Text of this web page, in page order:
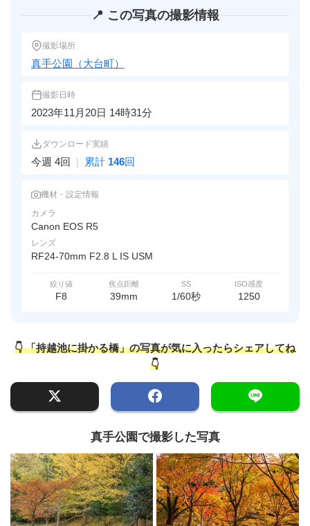
📍 この写真の撮影情報
撮影場所
真手公園（大台町）
撮影日時
2023年11月20日 14時31分
ダウンロード実績
今週 4回 | 累計 146回
機材・設定情報
カメラ
Canon EOS R5
レンズ
RF24-70mm F2.8 L IS USM
絞り値
F8
焦点距離
39mm
SS
1/60秒
ISO感度
1250
👇 「持越池に掛かる橋」の写真が気に入ったらシェアしてね
👇
真手公園で撮影した写真